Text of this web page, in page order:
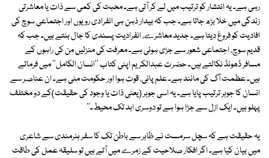
رہی ہے۔ یہ انتشار کو ترتیب میں لے کر آتی ہے۔ محبت کی کمی سے ذات یا معاشرتی
زندگی میں خلا بڑھ جاتا ہے۔ جب کہ بیدار ذہن ہی انفرادی رویوں اور اجتماعی سوچ کی
افادیت کو فروغ دیتا ہے۔ جدید معاشرے، انفرادیت پسندی کا جال بنتے ہیں۔ جب کہ
قدیم سوچ، اجتماعی شعور سے جڑی ہوئی ہے۔ معرفت کی منزلیں من کی راہوں کے
مسافر ڈھونڈ نکالتے ہیں۔ حضرت عبدالکریم اپنی کتاب ''انسان الکامل'' میں فرماتے
ہیں۔ عظمت آگ کی مانند ہے۔ علم پانی، قوت ہوا اور حکومت مٹی ہے۔ ان عناصر سے
انسان کا جوہر ترتیب پایا ہے۔ یہ اسی جوہر (یعنی ذات یا وجود کی حقیقت)کے دو مختلف
پہلو ہیں۔ ایک ازل سے جڑا ہوا ہے تو دوسری ابد تک محیط۔''
یہ حقیقت ہے کہ سچل سرمست نے ظاہر سے باطن تک کا سفر ہنرمندی سے شاعری
میں بیان کیا ہے۔ اگر افکار صلاحیت کے زمرے میں آتے ہیں تو سلیقہ عمل کی طاقت